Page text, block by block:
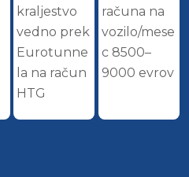
kraljestvo
vedno prek
Eurotunne
la na račun
HTG
računa na
vozilo/mese
c 8500–
9000 evrov